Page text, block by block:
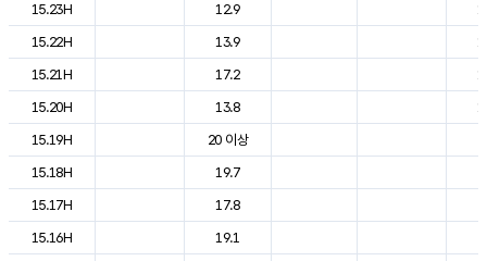
15.23H
12.9
15.22H
13.9
15.21H
17.2
15.20H
13.8
15.19H
20 이상
15.18H
19.7
15.17H
17.8
15.16H
19.1